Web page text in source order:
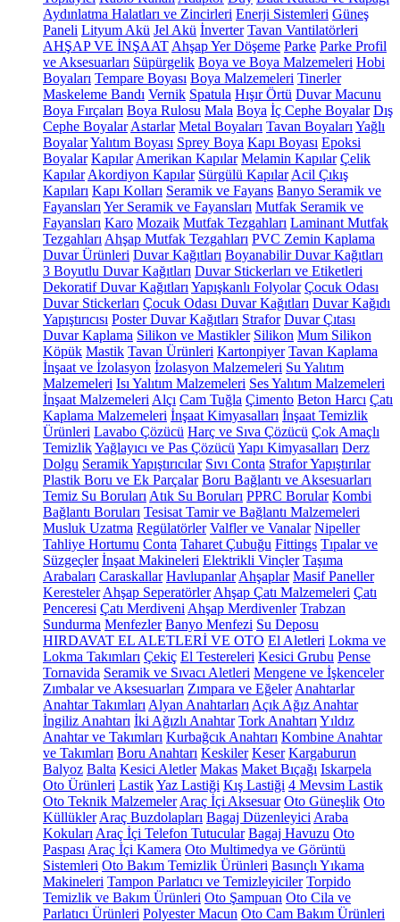
Aydınlatma Halatları ve Zincirleri Enerji Sistemleri Güneş
Paneli Lityum Akü Jel Akü İnverter Tavan Vantilatörleri
AHŞAP VE İNŞAAT Ahşap Yer Döşeme Parke Parke Profil
ve Aksesuarları Süpürgelik Boya ve Boya Malzemeleri Hobi
Boyaları Tempare Boyası Boya Malzemeleri Tinerler
Maskeleme Bandı Vernik Spatula Hışır Örtü Duvar Macunu
Boya Fırçaları Boya Rulosu Mala Boya İç Cephe Boyalar Dış
Cephe Boyalar Astarlar Metal Boyaları Tavan Boyaları Yağlı
BoyalarYalıtım Boyası Sprey Boya Kapı Boyası Epoksi
Boyalar Kapılar Amerikan Kapılar Melamin Kapılar Çelik
Kapılar Akordiyon Kapılar Sürgülü Kapılar Acil Çıkış
Kapıları Kapı Kolları Seramik ve Fayans Banyo Seramik ve
Fayansları Yer Seramik ve Fayansları Mutfak Seramik ve
Fayansları Karo Mozaik Mutfak Tezgahları Laminant Mutfak
Tezgahları Ahşap Mutfak Tezgahları PVC Zemin Kaplama
Duvar Ürünleri Duvar Kağıtları Boyanabilir Duvar Kağıtları
3 Boyutlu Duvar Kağıtları Duvar Stickerları ve Etiketleri
Dekoratif Duvar Kağıtları Yapışkanlı Folyolar Çocuk Odası
Duvar Stickerları Çocuk Odası Duvar Kağıtları Duvar Kağıdı
Yapıştırıcısı Poster Duvar Kağıtları Strafor Duvar Çıtası
Duvar Kaplama Silikon ve Mastikler Silikon Mum Silikon
Köpük Mastik Tavan Ürünleri Kartonpiyer Tavan Kaplama
İnşaat ve İzolasyon İzolasyon Malzemeleri Su Yalıtım
Malzemeleri Isı Yalıtım Malzemeleri Ses Yalıtım Malzemeleri
İnşaat Malzemeleri Alçı Cam Tuğla Çimento Beton Harcı Çatı
Kaplama Malzemeleri İnşaat Kimyasalları İnşaat Temizlik
Ürünleri Lavabo Çözücü Harç ve Sıva Çözücü Çok Amaçlı
TemizlikYağlayıcı ve Pas Çözücü Yapı Kimyasalları Derz
Dolgu Seramik Yapıştırıcılar Sıvı Conta Strafor Yapıştırılar
Plastik Boru ve Ek Parçalar Boru Bağlantı ve Aksesuarları
Temiz Su Boruları Atık Su Boruları PPRC Borular Kombi
Bağlantı Boruları Tesisat Tamir ve Bağlantı Malzemeleri
Musluk Uzatma Regülatörler Valfler ve Vanalar Nipeller
Tahliye Hortumu Conta Taharet Çubuğu Fittings Tıpalar ve
Süzgeçler İnşaat Makineleri Elektrikli Vinçler Taşıma
Arabaları Caraskallar Havlupanlar Ahşaplar Masif Paneller
Keresteler Ahşap Seperatörler Ahşap Çatı Malzemeleri Çatı
Penceresi Çatı Merdiveni Ahşap Merdivenler Trabzan
Sundurma Menfezler Banyo Menfezi Su Deposu
HIRDAVAT EL ALETLERİ VE OTO El Aletleri Lokma ve
Lokma Takımları Çekiç El Testereleri Kesici Grubu Pense
Tornavida Seramik ve Sıvacı Aletleri Mengene ve İşkenceler
Zımbalar ve Aksesuarları Zımpara ve Eğeler Anahtarlar
Anahtar Takımları Alyan Anahtarları Açık Ağız Anahtar
İngiliz Anahtarı İki Ağızlı Anahtar Tork Anahtarı Yıldız
Anahtar ve Takımları Kurbağcık Anahtarı Kombine Anahtar
ve Takımları Boru Anahtarı Keskiler Keser Kargaburun
Balyoz Balta Kesici Aletler Makas Maket Bıçağı Iskarpela
Oto Ürünleri LastikYaz Lastiği Kış Lastiği 4 Mevsim Lastik
Oto Teknik Malzemeler Araç İçi Aksesuar Oto Güneşlik Oto
Küllükler Araç Buzdolapları Bagaj Düzenleyici Araba
Kokuları Araç İçi Telefon Tutucular Bagaj Havuzu Oto
Paspası Araç İçi Kamera Oto Multimedya ve Görüntü
Sistemleri Oto Bakım Temizlik Ürünleri Basınçlı Yıkama
Makineleri Tampon Parlatıcı ve Temizleyiciler Torpido
Temizlik ve Bakım Ürünleri Oto Şampuan Oto Cila ve
Parlatıcı Ürünleri Polyester Macun Oto Cam Bakım Ürünleri